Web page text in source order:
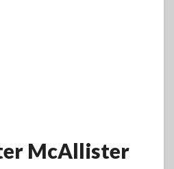
McAllister